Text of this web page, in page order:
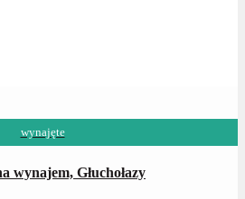
wynajęte
wynajem, Głuchołazy